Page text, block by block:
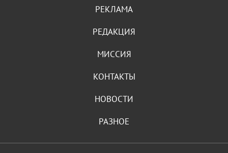
РЕКЛАМА
РЕДАКЦИЯ
МИССИЯ
КОНТАКТЫ
НОВОСТИ
РАЗНОЕ